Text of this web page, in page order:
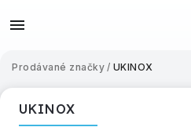
Prodávané značky / UKINOX
UKINOX